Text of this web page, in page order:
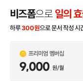
비즈폼으로 일의
하루300원으로 문서 작성 시
프리미엄 멤버십
9,000 원/월